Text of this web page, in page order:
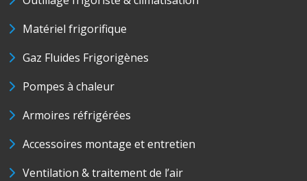
Matériel frigorifique
Gaz Fluides Frigorigènes
Pompes à chaleur
Armoires réfrigérées
Accessoires montage et entretien
Ventilation & traitement de l’air